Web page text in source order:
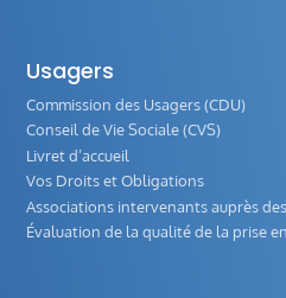
Usagers
Commission des Usagers (CDU)
Conseil de Vie Sociale (CVS)
Livret d’accueil
Vos Droits et Obligations
Associations intervenants auprès
Évaluation de la qualité de la prise